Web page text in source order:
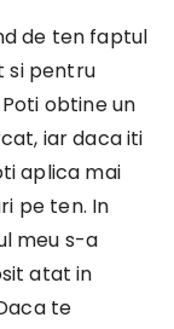
de ten faptul
si pentru
obtine un
iar daca iti
aplica mai
pe ten. In
meu s-a
atat in
te